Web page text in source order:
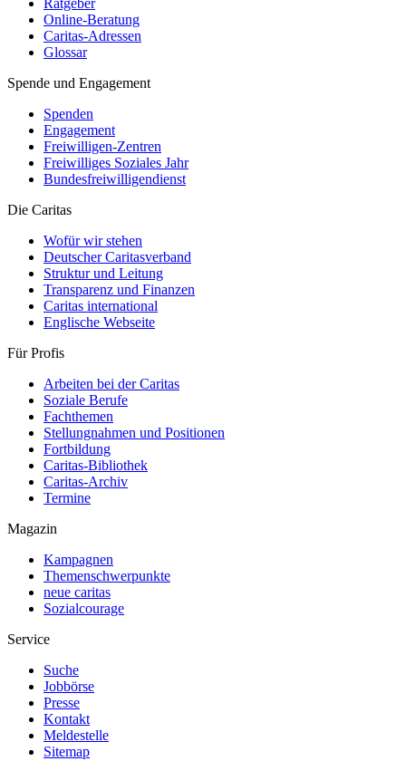
Ratgeber
Online-Beratung
Caritas-Adressen
Glossar
Spende und Engagement
Spenden
Engagement
Freiwilligen-Zentren
Freiwilliges Soziales Jahr
Bundesfreiwilligendienst
Die Caritas
Wofür wir stehen
Deutscher Caritasverband
Struktur und Leitung
Transparenz und Finanzen
Caritas international
Englische Webseite
Für Profis
Arbeiten bei der Caritas
Soziale Berufe
Fachthemen
Stellungnahmen und Positionen
Fortbildung
Caritas-Bibliothek
Caritas-Archiv
Termine
Magazin
Kampagnen
Themenschwerpunkte
neue caritas
Sozialcourage
Service
Suche
Jobbörse
Presse
Kontakt
Meldestelle
Sitemap